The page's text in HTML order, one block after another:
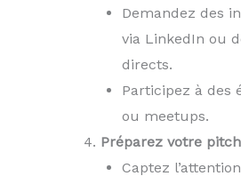
Demandez des
via LinkedIn ou
directs.
Participez à des
ou meetups.
Préparez votre
Captez